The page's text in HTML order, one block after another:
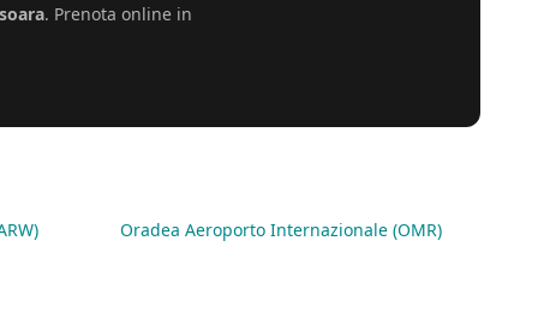
. Prenota online in
Oradea Aeroporto Internazionale (OMR)